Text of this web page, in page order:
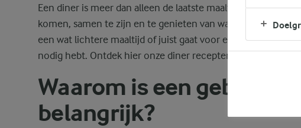
Een diner is meer dan alleen de laatste maaltijd van de
komen, samen te zijn en te genieten van wat je op tafel zet.
een wat lichtere maaltijd of juist gaat voor een uitgebreid
nodig hebt. Ontdek hier onze diner recepten die smaakvol
Waarom is een
belangrijk?